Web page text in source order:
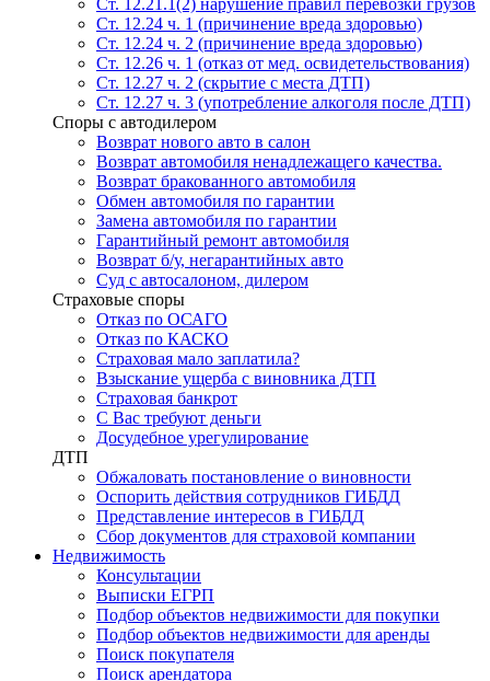
Ст. 12.21.1(2) нарушение правил перевозки грузов
Ст. 12.24 ч. 1 (причинение вреда здоровью)
Ст. 12.24 ч. 2 (причинение вреда здоровью)
Ст. 12.26 ч. 1 (отказ от мед. освидетельствования)
Ст. 12.27 ч. 2 (скрытие с места ДТП)
Ст. 12.27 ч. 3 (употребление алкоголя после ДТП)
Споры с автодилером
Возврат нового авто в салон
Возврат автомобиля ненадлежащего качества.
Возврат бракованного автомобиля
Обмен автомобиля по гарантии
Замена автомобиля по гарантии
Гарантийный ремонт автомобиля
Возврат б/у, негарантийных авто
Суд с автосалоном, дилером
Страховые споры
Отказ по ОСАГО
Отказ по КАСКО
Страховая мало заплатила?
Взыскание ущерба с виновника ДТП
Страховая банкрот
С Вас требуют деньги
Досудебное урегулирование
ДТП
Обжаловать постановление о виновности
Оспорить действия сотрудников ГИБДД
Представление интересов в ГИБДД
Сбор документов для страховой компании
Недвижимость
Консультации
Выписки ЕГРП
Подбор объектов недвижимости для покупки
Подбор объектов недвижимости для аренды
Поиск покупателя
Поиск арендатора